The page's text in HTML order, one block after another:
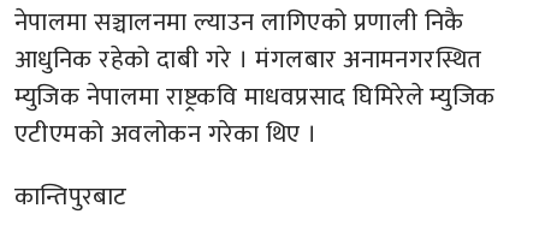
नेपालमा सञ्चालनमा ल्याउन लागिएको प्रणाली निकै
आधुनिक रहेको दाबी गरे । मंगलबार अनामनगरस्थित
म्युजिक नेपालमा राष्ट्रकवि माधवप्रसाद घिमिरेले म्युजिक
एटीएमको अवलोकन गरेका थिए ।
कान्तिपुरबाट